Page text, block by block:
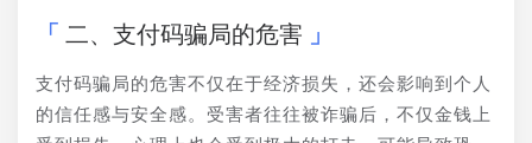
二、支付码骗局的危害
支付码骗局的危害不仅在于经济损失，还会影响到个人
的信任感与安全感。受害者往往被诈骗后，不仅金钱上